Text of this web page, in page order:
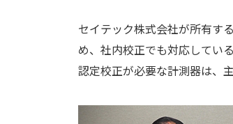
セイテック株式会社が所有す
め、社内校正でも対応している
認定校正が必要な計測器は、